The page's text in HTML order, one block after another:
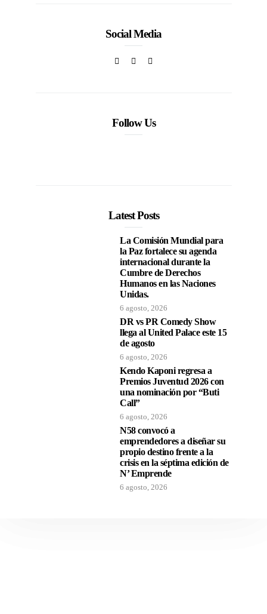
Social Media
Follow Us
Latest Posts
La Comisión Mundial para
la Paz fortalece su agenda
internacional durante la
Cumbre de Derechos
Humanos en las Naciones
Unidas.
6 agosto, 2026
DR vs PR Comedy Show
llega al United Palace este 15
de agosto
6 agosto, 2026
Kendo Kaponi regresa a
Premios Juventud 2026 con
una nominación por “Buti
Call”
6 agosto, 2026
N58 convocó a
emprendedores a diseñar su
propio destino frente a la
crisis en la séptima edición de
N’ Emprende
6 agosto, 2026